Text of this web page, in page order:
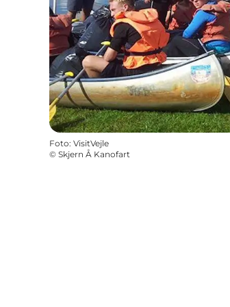
Foto: VisitVejle
© Skjern Å Kanofart